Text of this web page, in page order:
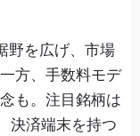
野を広げ、市場
方、手数料モデ
も。注目銘柄は
決済端末を持つ